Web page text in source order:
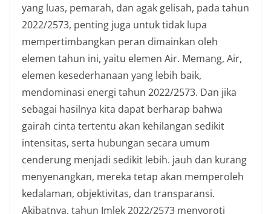
yang luas, pemarah, dan agak gelisah, pada tahun
2022/2573, penting juga untuk tidak lupa
mempertimbangkan peran dimainkan oleh
elemen tahun ini, yaitu elemen Air. Memang, Air,
elemen kesederhanaan yang lebih baik,
mendominasi energi tahun 2022/2573. Dan jika
sebagai hasilnya kita dapat berharap bahwa
gairah cinta tertentu akan kehilangan sedikit
intensitas, serta hubungan secara umum
cenderung menjadi sedikit lebih. jauh dan kurang
menyenangkan, mereka tetap akan memperoleh
kedalaman, objektivitas, dan transparansi.
Akibatnya, tahun Imlek 2022/2573 menyoroti